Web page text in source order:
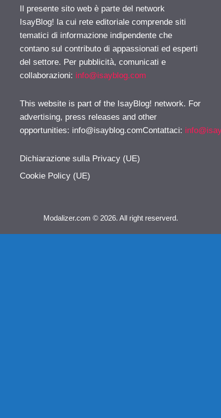
Il presente sito web è parte del network
IsayBlog! la cui rete editoriale comprende siti
tematici di informazione indipendente che
contano sul contributo di appassionati ed esperti
del settore. Per pubblicità, comunicati e
collaborazioni: info@isayblog.com
This website is part of the IsayBlog! network. For
advertising, press releases and other
opportunities: info@isayblog.comContattaci:
Dichiarazione sulla Privacy (UE)
Cookie Policy (UE)
Modalizer.com © 2026. All right reserverd.